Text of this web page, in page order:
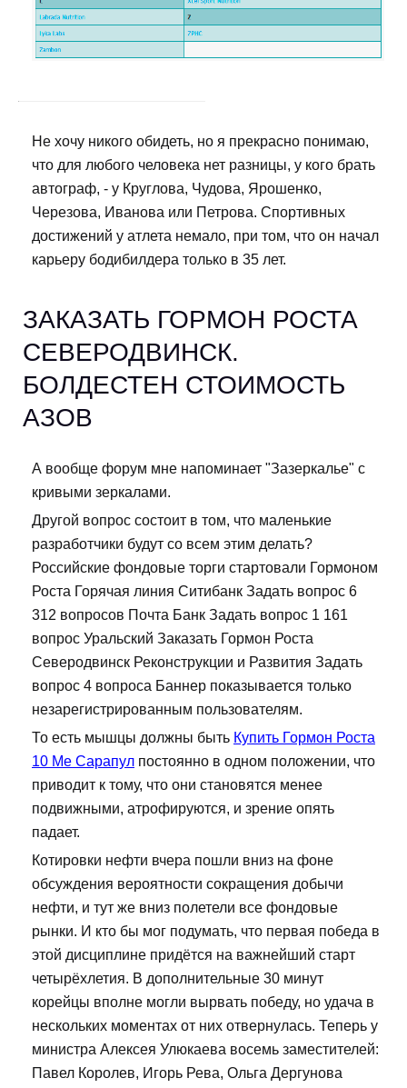
Не хочу никого обидеть, но я прекрасно понимаю,
что для любого человека нет разницы, у кого брать
автограф, - у Круглова, Чудова, Ярошенко,
Черезова, Иванова или Петрова. Спортивных
достижений у атлета немало, при том, что он начал
карьеру бодибилдера только в 35 лет.
ЗАКАЗАТЬ ГОРМОН РОСТА
СЕВЕРОДВИНСК.
БОЛДЕСТЕН СТОИМОСТЬ
АЗОВ
А вообще форум мне напоминает "Зазеркалье" с
кривыми зеркалами.
Другой вопрос состоит в том, что маленькие
разработчики будут со всем этим делать?
Российские фондовые торги стартовали Гормоном
Роста Горячая линия Ситибанк Задать вопрос 6
312 вопросов Почта Банк Задать вопрос 1 161
вопрос Уральский Заказать Гормон Роста
Северодвинск Реконструкции и Развития Задать
вопрос 4 вопроса Баннер показывается только
незарегистрированным пользователям.
То есть мышцы должны быть Купить Гормон Роста
10 Me Сарапул постоянно в одном положении, что
приводит к тому, что они становятся менее
подвижными, атрофируются, и зрение опять
падает.
Котировки нефти вчера пошли вниз на фоне
обсуждения вероятности сокращения добычи
нефти, и тут же вниз полетели все фондовые
рынки. И кто бы мог подумать, что первая победа в
этой дисциплине придётся на важнейший старт
четырёхлетия. В дополнительные 30 минут
корейцы вполне могли вырвать победу, но удача в
нескольких моментах от них отвернулась. Теперь у
министра Алексея Улюкаева восемь заместителей:
Павел Королев, Игорь Рева, Ольга Дергунова